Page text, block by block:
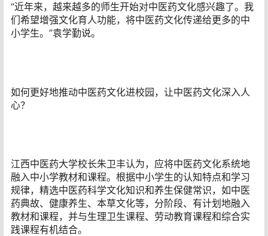
“近年来，越来越多的师生开始对中医药文化感兴趣了。我
们希望增强文化育人功能，将中医药文化传递给更多的中
小学生。”袁学勤说。
如何更好地推动中医药文化进校园，让中医药文化深入人
心？
江西中医药大学校长朱卫丰认为，应将中医药文化系统地
融入中小学教材和课程。根据中小学生的认知特点和学习
规律，精选中医药科学文化知识和养生保健常识，如中医
药典故、健康养生、本草文化等，分阶段、有计划地融入
教材和课程，并与生理卫生课程、劳动教育课程和综合实
践课程有机结合。